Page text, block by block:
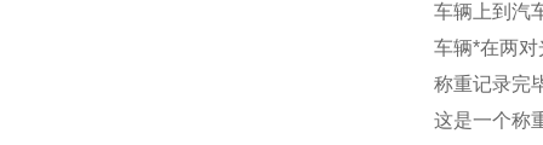
车辆上到汽
车辆*在两
称重记录完
这是一个称